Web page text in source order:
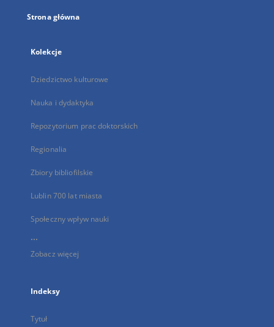
Strona główna
Kolekcje
Dziedzictwo kulturowe
Nauka i dydaktyka
Repozytorium prac doktorskich
Regionalia
Zbiory bibliofilskie
Lublin 700 lat miasta
Społeczny wpływ nauki
...
Zobacz więcej
Indeksy
Tytuł